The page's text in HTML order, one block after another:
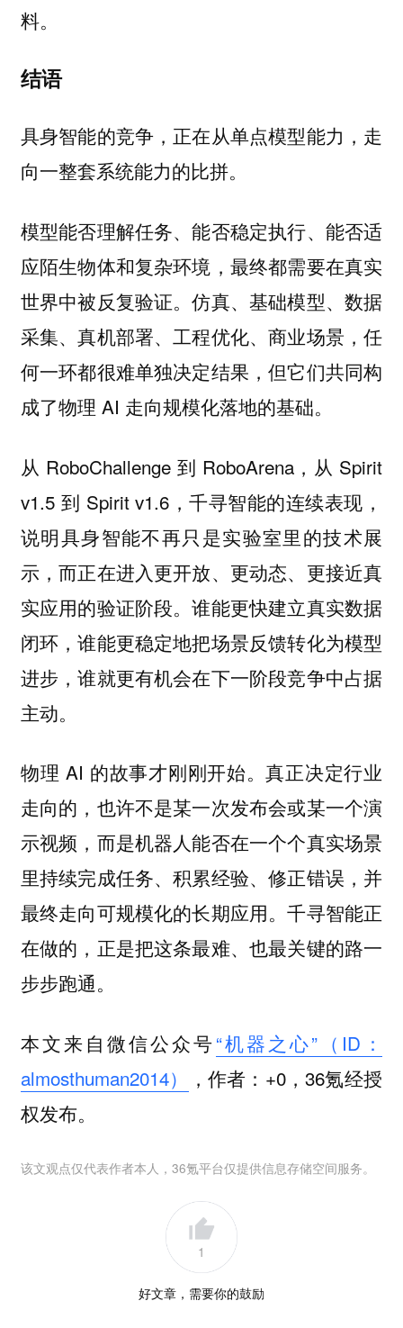
料。
结语
具身智能的竞争，正在从单点模型能力，走
向一整套系统能力的比拼。
模型能否理解任务、能否稳定执行、能否适
应陌生物体和复杂环境，最终都需要在真实
世界中被反复验证。仿真、基础模型、数据
采集、真机部署、工程优化、商业场景，任
何一环都很难单独决定结果，但它们共同构
成了物理 AI 走向规模化落地的基础。
从 RoboChallenge 到 RoboArena，从 Spirit
v1.5 到 Spirit v1.6，千寻智能的连续表现，
说明具身智能不再只是实验室里的技术展
示，而正在进入更开放、更动态、更接近真
实应用的验证阶段。谁能更快建立真实数据
闭环，谁能更稳定地把场景反馈转化为模型
进步，谁就更有机会在下一阶段竞争中占据
主动。
物理 AI 的故事才刚刚开始。真正决定行业
走向的，也许不是某一次发布会或某一个演
示视频，而是机器人能否在一个个真实场景
里持续完成任务、积累经验、修正错误，并
最终走向可规模化的长期应用。千寻智能正
在做的，正是把这条最难、也最关键的路一
步步跑通。
本文来自微信公众号“机器之心”（ID：
almosthuman2014）
，作者：+0，36氪经授
权发布。
该文观点仅代表作者本人，36氪平台仅提供信息存储空间服务。
1
好文章，需要你的鼓励